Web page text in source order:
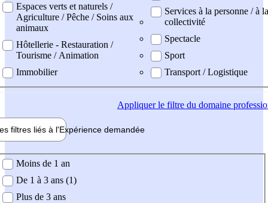
Espaces verts et naturels /
Agriculture / Pêche / Soins aux
animaux
Hôtellerie - Restauration /
Tourisme / Animation
Immobilier
Services à la personne / à la
collectivité
Spectacle
Sport
Transport / Logistique
Appliquerle filtre du domaine
filtres liés à l'Expérience demandée
demandée
Moins de 1 an
De 1 à 3 ans (1)
Plus de 3 ans